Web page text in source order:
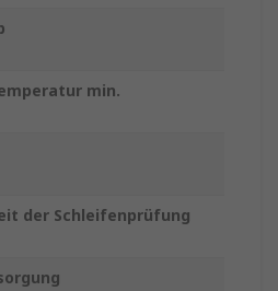
min.
der Schleifenprüfung